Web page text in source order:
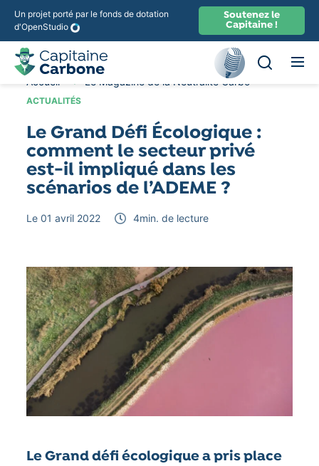
Un projet porté par le fonds de dotation
d'OpenStudio
Soutenez le
Capitaine !
Ouvir la
Accueil
Le Magazine de la Neutralité Carbone
ACTUALITÉS
Le Grand Défi Écologique :
comment le secteur privé
est-il impliqué dans les
scénarios de l’ADEME ?
Le 01 avril 2022 4min. de lecture
Le Grand défi écologique a pris place